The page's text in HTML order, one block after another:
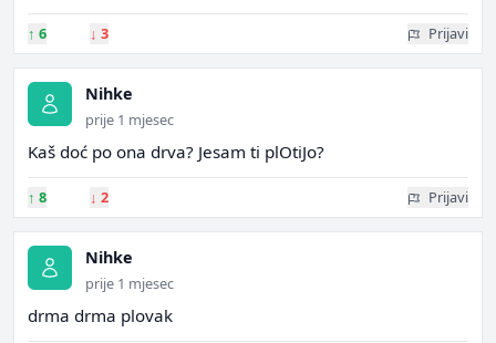
↑ 6 ↓ 3 Prijavi
Nihke
prije 1 mjesec
Kaš doć po ona drva? Jesam ti plOtiJo?
↑ 8 ↓ 2 Prijavi
Nihke
prije 1 mjesec
drma drma plovak